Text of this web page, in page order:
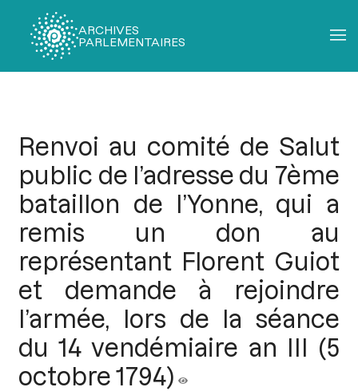
ARCHIVES
PARLEMENTAIRES
Renvoi au comité de Salut
public de l’adresse du 7ème
bataillon de l’Yonne, qui a
remis un don au
représentant Florent Guiot
et demande à rejoindre
l’armée, lors de la séance
du 14 vendémiaire an III (5
octobre 1794)